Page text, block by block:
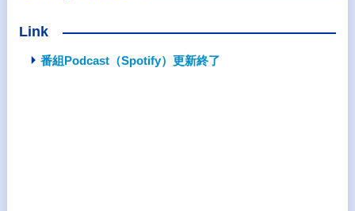
Link
番組Podcast（Spotify）更新終了